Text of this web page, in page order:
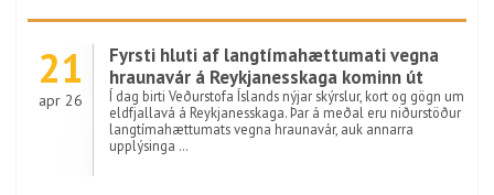
21
apr 26
Fyrsti hluti af langtímahættumati vegna
hraunavár á Reykjanesskaga kominn út
Í dag birti Veðurstofa Íslands nýjar skýrslur, kort og gögn um
eldfjallavá á Reykjanesskaga. Þar á meðal eru niðurstöður
langtímahættumats vegna hraunavár, auk annarra
upplýsinga …